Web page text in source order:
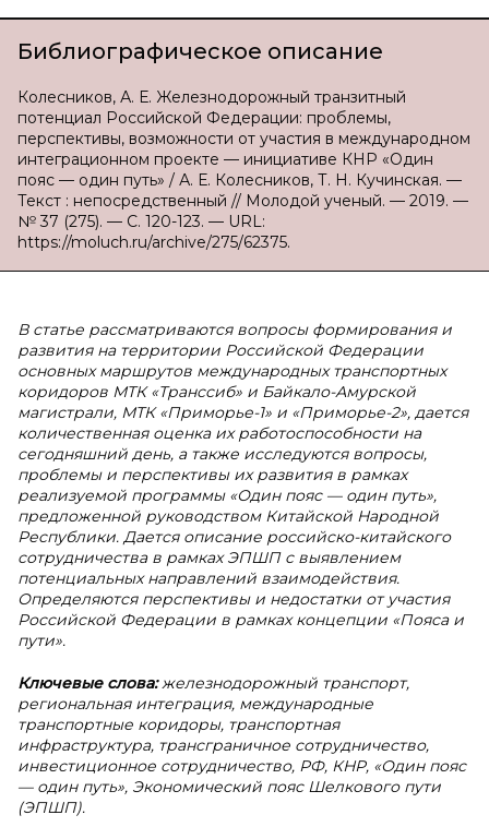
Библиографическое описание
Колесников, А. Е. Железнодорожный транзитный
потенциал Российской Федерации: проблемы,
перспективы, возможности от участия в международном
интеграционном проекте — инициативе КНР «Один
пояс — один путь» / А. Е. Колесников, Т. Н. Кучинская. —
Текст : непосредственный // Молодой ученый. — 2019. —
№ 37 (275). — С. 120-123. — URL:
https://moluch.ru/archive/275/62375.
В статье рассматриваются вопросы формирования и
развития на территории Российской Федерации
основных маршрутов международных транспортных
коридоров МТК «Транссиб» и Байкало-Амурской
магистрали, МТК «Приморье-1» и «Приморье-2», дается
количественная оценка их работоспособности на
сегодняшний день, а также исследуются вопросы,
проблемы и перспективы их развития в рамках
реализуемой программы «Один пояс — один путь»,
предложенной руководством Китайской Народной
Республики. Дается описание российско-китайского
сотрудничества в рамках ЭПШП с выявлением
потенциальных направлений взаимодействия.
Определяются перспективы и недостатки от участия
Российской Федерации в рамках концепции «Пояса и
пути».
Ключевые слова:железнодорожный транспорт,
региональная интеграция, международные
транспортные коридоры, транспортная
инфраструктура, трансграничное сотрудничество,
инвестиционное сотрудничество, РФ, КНР, «Один пояс
— один путь», Экономический пояс Шелкового пути
(ЭПШП).